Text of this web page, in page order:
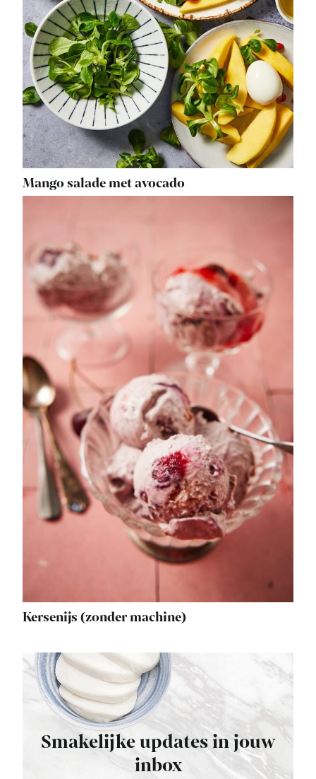
Mango salade met avocado
Kersenijs (zonder machine)
Smakelijke updates in jouw
inbox